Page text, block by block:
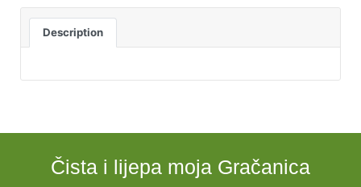
Description
Čista i lijepa moja Gračanica